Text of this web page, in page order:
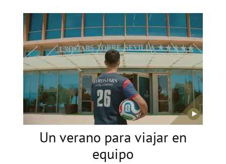
Un verano para viajar en
equipo